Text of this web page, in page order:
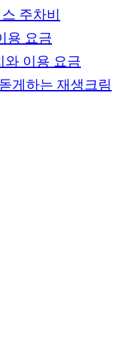
주차비
용 요금
와 이용 요금
게하는 재생크림